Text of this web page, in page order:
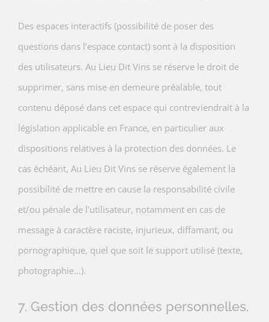
Des espaces interactifs (possibilité de poser des
questions dans l’espace contact) sont à la disposition
des utilisateurs. Au Lieu Dit Vins se réserve le droit de
supprimer, sans mise en demeure préalable, tout
contenu déposé dans cet espace qui contreviendrait à la
législation applicable en France, en particulier aux
dispositions relatives à la protection des données. Le
cas échéant, Au Lieu Dit Vins se réserve également la
possibilité de mettre en cause la responsabilité civile
et/ou pénale de l’utilisateur, notamment en cas de
message à caractère raciste, injurieux, diffamant, ou
pornographique, quel que soit le support utilisé (texte,
photographie…).
7. Gestion des données personnelles.